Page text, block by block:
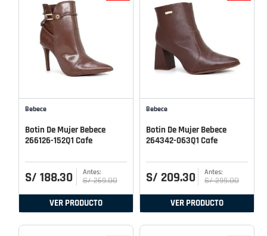
Bebece
Botin De Mujer Bebece
266126-152Q1 Cafe
S/ 188.30 S/ 269.00
VER PRODUCTO
Bebece
Botin De Mujer Bebece
264342-063Q1 Cafe
S/ 209.30 S/ 299.00
VER PRODUCTO